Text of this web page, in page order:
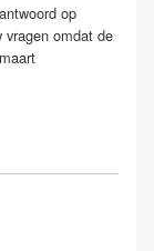
op
vragen omdat de